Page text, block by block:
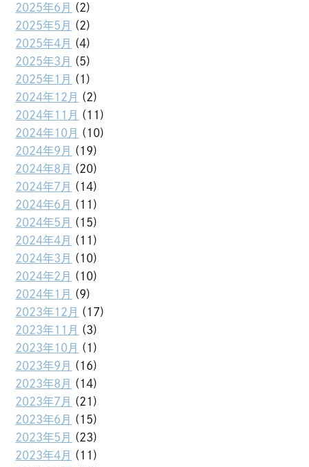
2025年6月
(2)
2025年5月
(2)
2025年4月
(4)
2025年3月
(5)
2025年1月
(1)
2024年12月
(2)
2024年11月
(11)
2024年10月
(10)
2024年9月
(19)
2024年8月
(20)
2024年7月
(14)
2024年6月
(11)
2024年5月
(15)
2024年4月
(11)
2024年3月
(10)
2024年2月
(10)
2024年1月
(9)
2023年12月
(17)
2023年11月
(3)
2023年10月
(1)
2023年9月
(16)
2023年8月
(14)
2023年7月
(21)
2023年6月
(15)
2023年5月
(23)
2023年4月
(11)